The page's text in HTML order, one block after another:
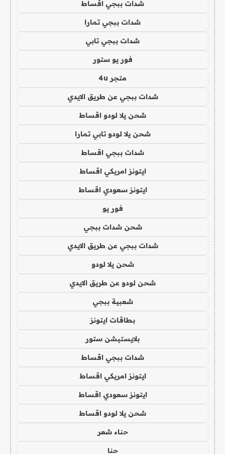
شدات ببجي اقساط
شدات ببجي تمارا
شدات ببجي تابي
فور يو ستور
متجر 4u
شدات ببجي عن طريق الايدي
شحن يلا لودو اقساط
شحن يلا لودو تابي تمارا
شدات ببجي اقساط
ايتونز امريكي اقساط
ايتونز سعودي اقساط
فور يو
شحن شدات ببجي
شدات ببجي عن طريق الايدي
شحن يلا لودو
شحن لودو عن طريق الايدي
شعبية ببجي
بطاقات ايتونز
بلايستيشن ستور
شدات ببجي اقساط
ايتونز امريكي اقساط
ايتونز سعودي اقساط
شحن يلا لودو اقساط
حناء شعر
حنا